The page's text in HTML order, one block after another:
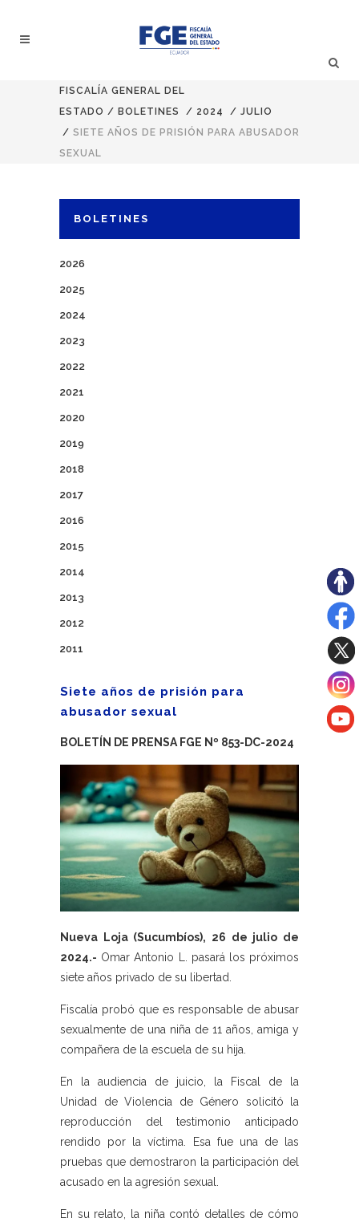
FISCALÍA GENERAL DEL
ESTADO / BOLETINES / 2024 / JULIO
/ SIETE AÑOS DE PRISIÓN PARA ABUSADOR
SEXUAL
BOLETINES
2026
2025
2024
2023
2022
2021
2020
2019
2018
2017
2016
2015
2014
2013
2012
2011
Siete años de prisión para
abusador sexual
BOLETÍN DE PRENSA FGE Nº 853-DC-2024
Nueva Loja (Sucumbíos), 26 de julio de
2024.- Omar Antonio L. pasará los próximos
siete años privado de su libertad.
Fiscalía probó que es responsable de abusar
sexualmente de una niña de 11 años, amiga y
compañera de la escuela de su hija.
En la audiencia de juicio, la Fiscal de la
Unidad de Violencia de Género solicitó la
reproducción del testimonio anticipado
rendido por la víctima. Esa fue una de las
pruebas que demostraron la participación del
acusado en la agresión sexual.
En su relato, la niña contó detalles de cómo